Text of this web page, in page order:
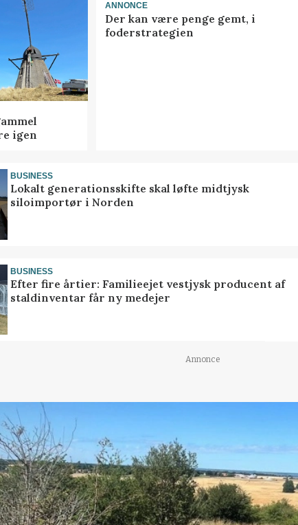
igen
ANNONCE
Der kan være penge gemt, i
foderstrategien
BUSINESS
Lokalt generationsskifte skal løfte midtjysk
siloimportør i Norden
BUSINESS
Efter fire årtier: Familieejet vestjysk producent af
staldinventar får ny medejer
Annonce